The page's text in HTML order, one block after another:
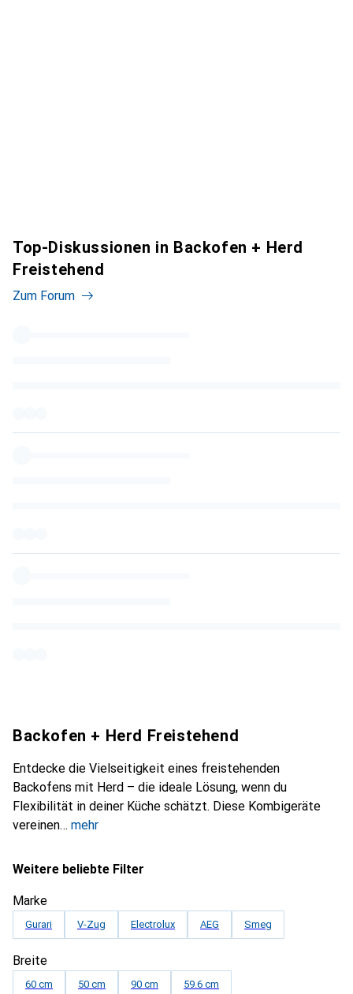
Top-Diskussionen in Backofen + Herd
Freistehend
Zum Forum
Backofen + Herd Freistehend
Entdecke die Vielseitigkeit eines freistehenden
Backofens mit Herd – die ideale Lösung, wenn du
Flexibilität in deiner Küche schätzt. Diese Kombigeräte
vereinen
mehr
Weitere beliebte Filter
Marke
Gurari V-Zug Electrolux AEG Smeg
Breite
60 cm 50 cm 90 cm 59.6 cm